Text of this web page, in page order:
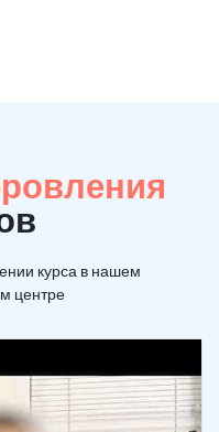
курса в нашем
центре